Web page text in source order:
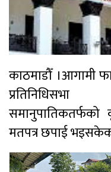
काठमाडौँ ।आगामी
मतपत्र छपाई